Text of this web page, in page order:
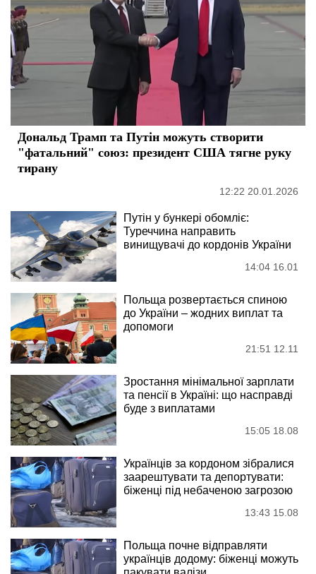
Дональд Трамп та Путін можуть створити
"фатальний" союз: президент США тягне руку
тирану
12:22 20.01.2026
Путін у бункері обомліє:
Туреччина направить
винищувачі до кордонів України
14:04 16.01
Польща розвертається спиною
до України – жодних виплат та
допомоги
21:51 12.11
Зростання мінімальної зарплати
та пенсії в Україні: що насправді
буде з виплатами
15:05 18.08
Українців за кордоном зібралися
заарештувати та депортувати:
біженці під небаченою загрозою
13:43 15.08
Польща почне відправляти
українців додому: біженці можуть